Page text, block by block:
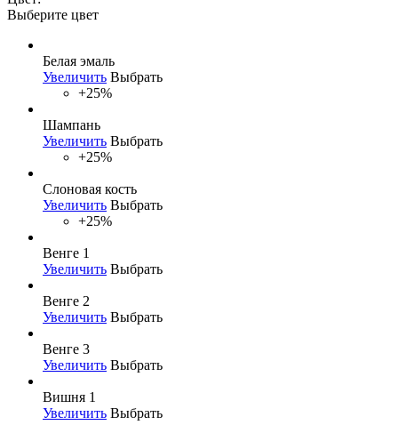
Выберите цвет
Белая эмаль
Увеличить Выбрать
+25%
Шампань
Увеличить Выбрать
+25%
Слоновая кость
Увеличить Выбрать
+25%
Венге 1
Увеличить Выбрать
Венге 2
Увеличить Выбрать
Венге 3
Увеличить Выбрать
Вишня 1
Увеличить Выбрать